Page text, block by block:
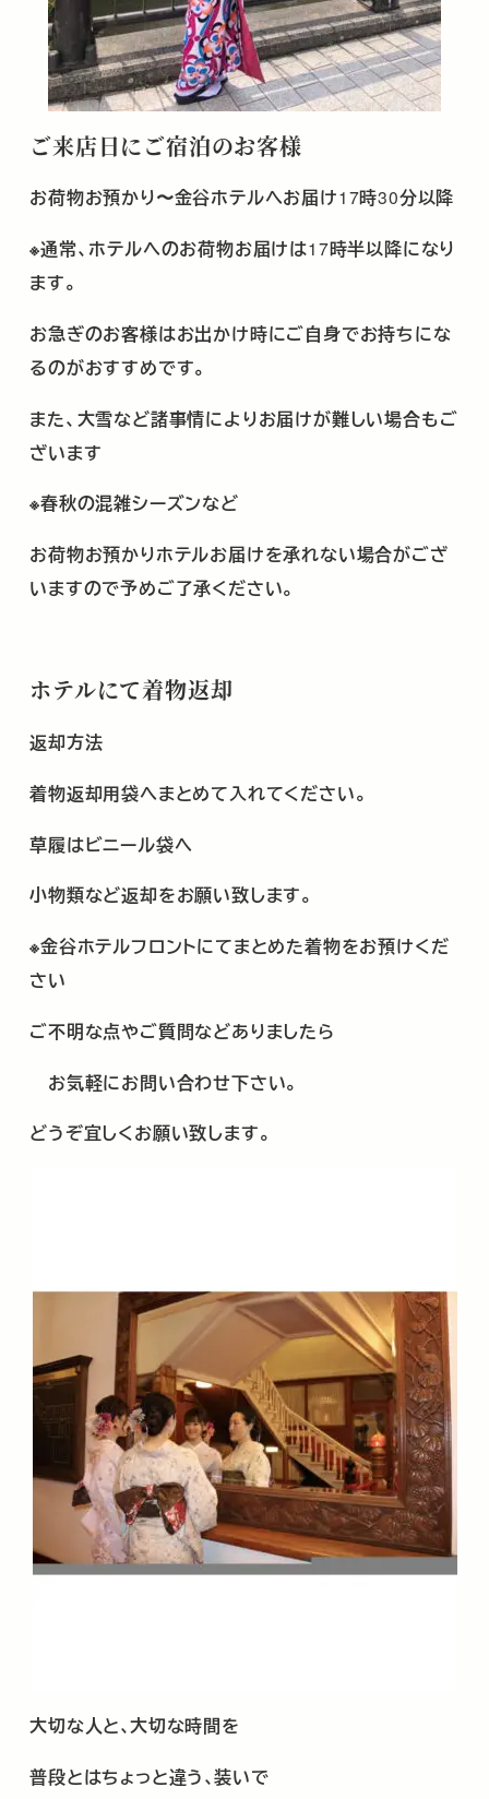
ご来店日にご宿泊のお客様
お荷物お預かり〜金谷ホテルへお届け17時30分以降
※通常、ホテルへのお荷物お届けは17時半以降になり
ます。
お急ぎのお客様はお出かけ時にご自身でお持ちにな
るのがおすすめです。
また、大雪など諸事情によりお届けが難しい場合もご
ざいます
※春秋の混雑シーズンなど
お荷物お預かりホテルお届けを承れない場合がござ
いますので予めご了承ください。
ホテルにて着物返却
返却方法
着物返却用袋へまとめて入れてください。
草履はビニール袋へ
小物類など返却をお願い致します。
※金谷ホテルフロントにてまとめた着物をお預けくだ
さい
ご不明な点やご質問などありましたら
お気軽にお問い合わせ下さい。
どうぞ宜しくお願い致します。
大切な人と､大切な時間を
普段とはちょっと違う､装いで